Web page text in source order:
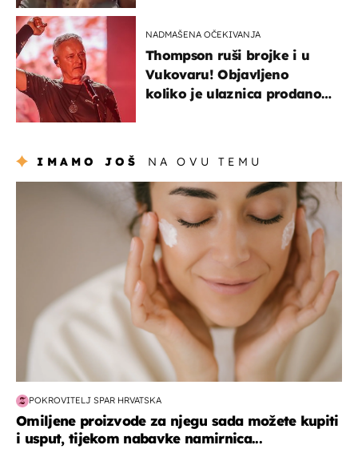
NADMAŠENA OČEKIVANJA
Thompson ruši brojke i u
Vukovaru! Objavljeno
koliko je ulaznica prodano
IMAMO JOŠ NA OVU TEMU
moda & ljepota
POKROVITELJ SPAR HRVATSKA
Omiljene proizvode za njegu sada možete kupiti
i usput, tijekom nabavke namirnica...